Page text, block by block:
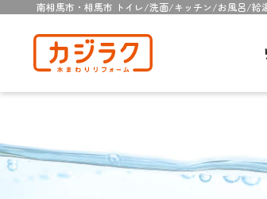
南相馬市・相馬市 トイレ/洗面/キッチン/お風呂/給